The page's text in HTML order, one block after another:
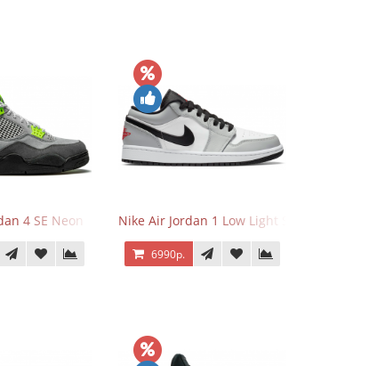
4 SE Neon Nike Air Jordan 1 Low Light Smoke Grey
6990р.